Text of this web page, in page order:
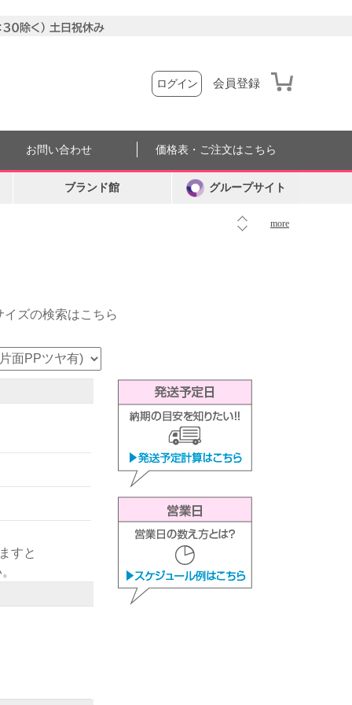
ログイン 会員登録
more
お問い合わせ 価格表・ご注文はこちら
ブランド館 グループサイト
ズの検索はこちら
すと